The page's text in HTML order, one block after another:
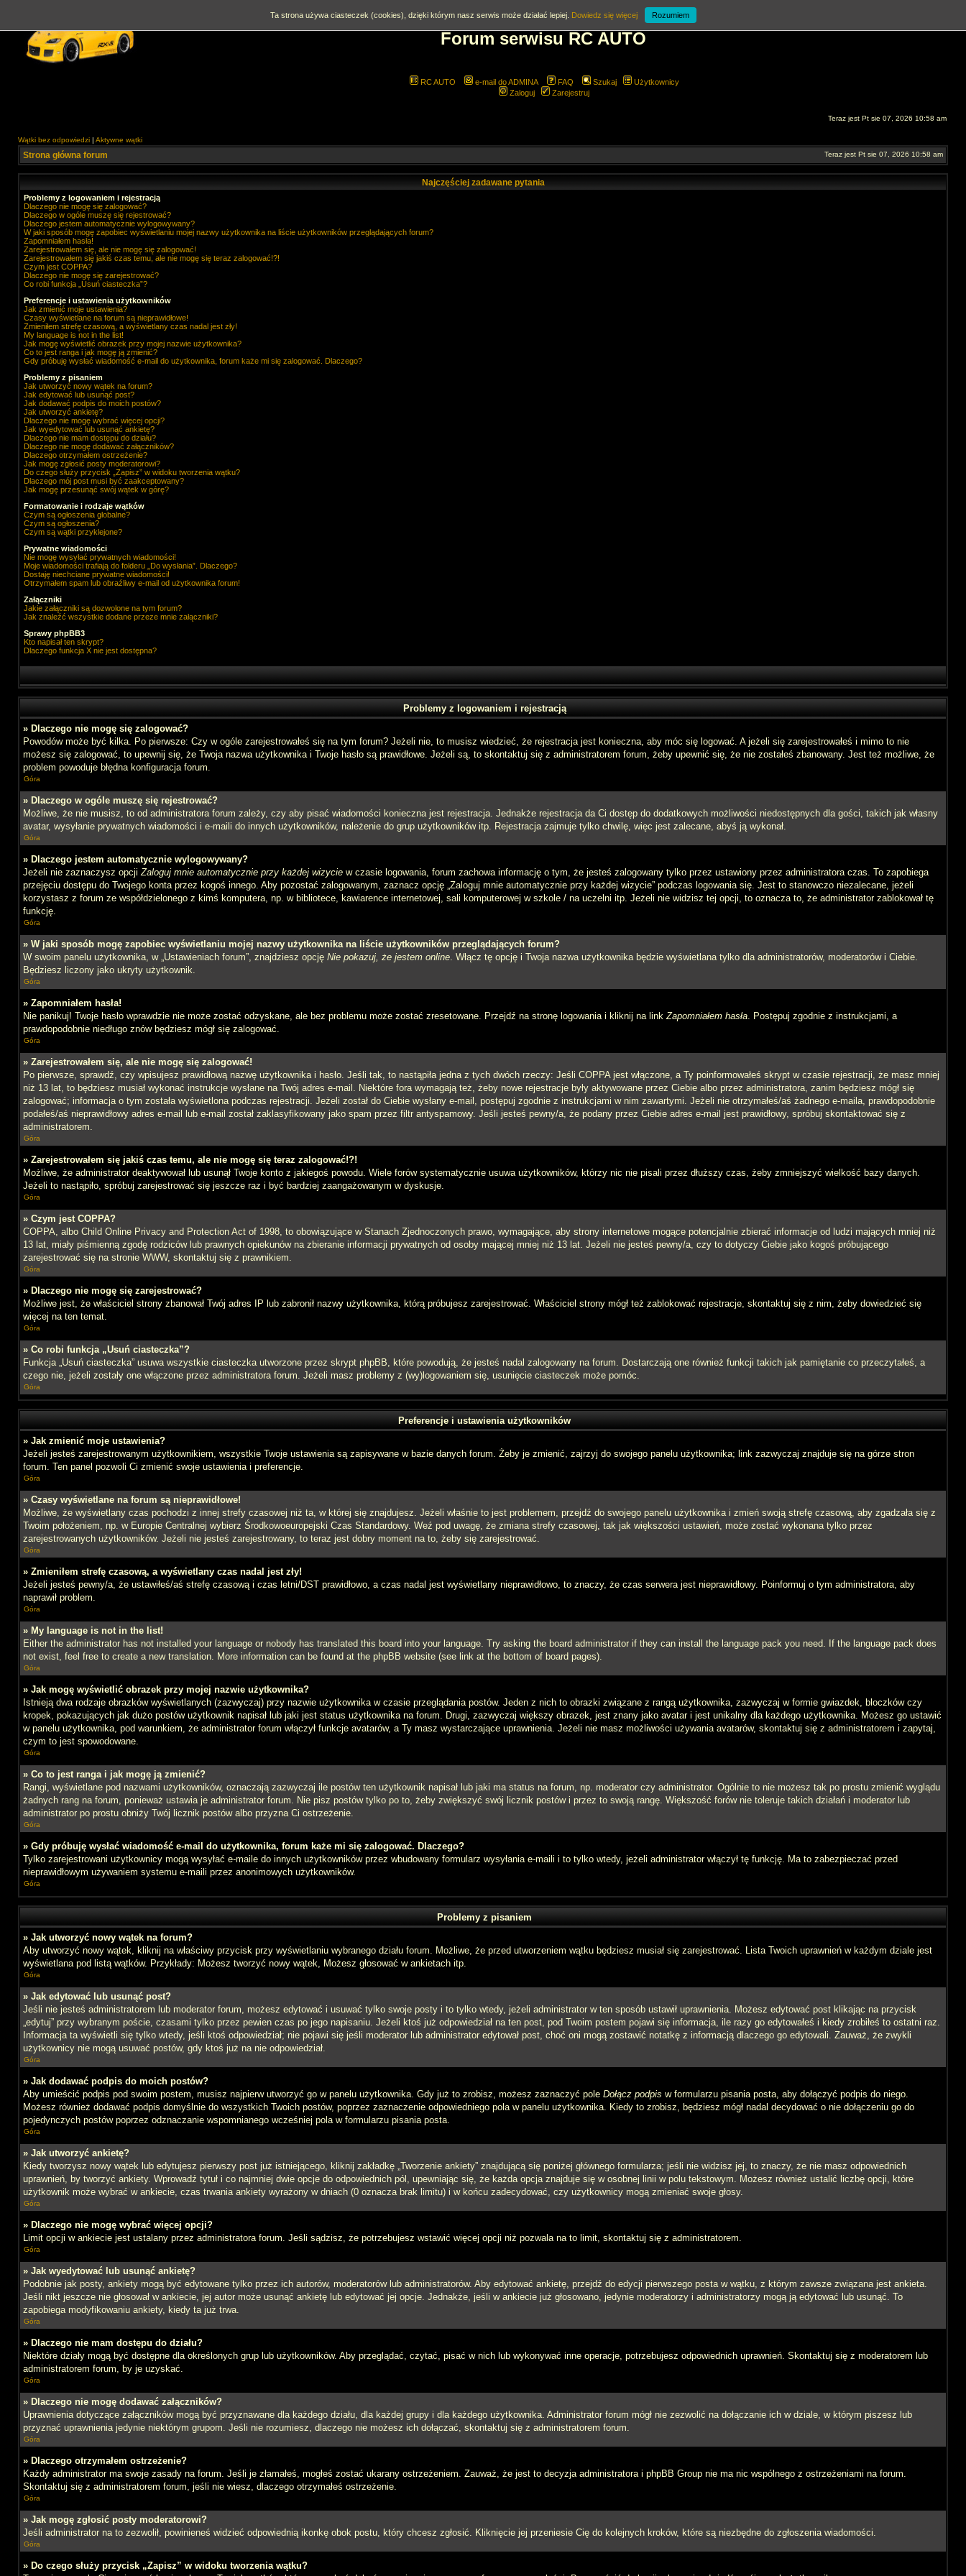
Forum serwisu RC AUTO
RC AUTO e-mail do ADMINA FAQ Szukaj
Użytkownicy
Zaloguj
Zarejestruj
Teraz jest Pt sie 07, 2026 10:58 am
Wątki bez odpowiedzi | Aktywne wątki
Strona główna forum Teraz jest Pt sie 07, 2026 10:58 am
Najczęściej zadawane pytania
Problemy z logowaniem i rejestracją
Dlaczego nie mogę się zalogować?
Dlaczego w ogóle muszę się rejestrować?
Dlaczego jestem automatycznie wylogowywany?
W jaki sposób mogę zapobiec wyświetlaniu mojej nazwy użytkownika na liście użytkowników przeglądających forum?
Zapomniałem hasła!
Zarejestrowałem się, ale nie mogę się zalogować!
Zarejestrowałem się jakiś czas temu, ale nie mogę się teraz zalogować!?!
Czym jest COPPA?
Dlaczego nie mogę się zarejestrować?
Co robi funkcja „Usuń ciasteczka”?
Preferencje i ustawienia użytkowników
Jak zmienić moje ustawienia?
Czasy wyświetlane na forum są nieprawidłowe!
Zmieniłem strefę czasową, a wyświetlany czas nadal jest zły!
My language is not in the list!
Jak mogę wyświetlić obrazek przy mojej nazwie użytkownika?
Co to jest ranga i jak mogę ją zmienić?
Gdy próbuję wysłać wiadomość e-mail do użytkownika, forum każe mi się zalogować. Dlaczego?
Problemy z pisaniem
Jak utworzyć nowy wątek na forum?
Jak edytować lub usunąć post?
Jak dodawać podpis do moich postów?
Jak utworzyć ankietę?
Dlaczego nie mogę wybrać więcej opcji?
Jak wyedytować lub usunąć ankietę?
Dlaczego nie mam dostępu do działu?
Dlaczego nie mogę dodawać załączników?
Dlaczego otrzymałem ostrzeżenie?
Jak mogę zgłosić posty moderatorowi?
Do czego służy przycisk „Zapisz” w widoku tworzenia wątku?
Dlaczego mój post musi być zaakceptowany?
Jak mogę przesunąć swój wątek w górę?
Formatowanie i rodzaje wątków
Czym są ogłoszenia globalne?
Czym są ogłoszenia?
Czym są wątki przyklejone?
Prywatne wiadomości
Nie mogę wysyłać prywatnych wiadomości!
Moje wiadomości trafiają do folderu „Do wysłania”. Dlaczego?
Dostaję niechciane prywatne wiadomości!
Otrzymałem spam lub obraźliwy e-mail od użytkownika forum!
Załączniki
Jakie załączniki są dozwolone na tym forum?
Jak znaleźć wszystkie dodane przeze mnie załączniki?
Sprawy phpBB3
Kto napisał ten skrypt?
Dlaczego funkcja X nie jest dostępna?
Problemy z logowaniem i rejestracją
» Dlaczego nie mogę się zalogować?
Powodów może być kilka. Po pierwsze: Czy w ogóle zarejestrowałeś się na tym forum? Jeżeli nie, to musisz wiedzieć, że rejestracja jest konieczna, aby móc się logować. A jeżeli się zarejestrowałeś i mimo to nie
możesz się zalogować, to upewnij się, że Twoja nazwa użytkownika i Twoje hasło są prawidłowe. Jeżeli są, to skontaktuj się z administratorem forum, żeby upewnić się, że nie zostałeś zbanowany. Jest też możliwe, że
problem powoduje błędna konfiguracja forum.
Góra
» Dlaczego w ogóle muszę się rejestrować?
Możliwe, że nie musisz, to od administratora forum zależy, czy aby pisać wiadomości konieczna jest rejestracja. Jednakże rejestracja da Ci dostęp do dodatkowych możliwości niedostępnych dla gości, takich jak własny
avatar, wysyłanie prywatnych wiadomości i e-maili do innych użytkowników, należenie do grup użytkowników itp. Rejestracja zajmuje tylko chwilę, więc jest zalecane, abyś ją wykonał.
Góra
» Dlaczego jestem automatycznie wylogowywany?
Jeżeli nie zaznaczysz opcjiZaloguj mnie automatycznie przy każdej wizycie w czasie logowania, forum zachowa informację o tym, że jesteś zalogowany tylko przez ustawiony przez administratora czas. To zapobiega
przejęciu dostępu do Twojego konta przez kogoś innego. Aby pozostać zalogowanym, zaznacz opcję „Zaloguj mnie automatycznie przy każdej wizycie” podczas logowania się. Jest to stanowczo niezalecane, jeżeli
korzystasz z forum ze współdzielonego z kimś komputera, np. w bibliotece, kawiarence internetowej, sali komputerowej w szkole / na uczelni itp. Jeżeli nie widzisz tej opcji, to oznacza to, że administrator zablokował tę
funkcję.
Góra
» W jaki sposób mogę zapobiec wyświetlaniu mojej nazwy użytkownika na liście użytkowników przeglądających forum?
W swoim panelu użytkownika, w „Ustawieniach forum”, znajdziesz opcję Nie pokazuj, że jestem online. Włącz tę opcję i Twoja nazwa użytkownika będzie wyświetlana tylko dla administratorów, moderatorów i Ciebie.
Będziesz liczony jako ukryty użytkownik.
Góra
» Zapomniałem hasła!
Nie panikuj! Twoje hasło wprawdzie nie może zostać odzyskane, ale bez problemu może zostać zresetowane. Przejdź na stronę logowania i kliknij na linkZapomniałem hasła. Postępuj zgodnie z instrukcjami, a
prawdopodobnie niedługo znów będziesz mógł się zalogować.
Góra
» Zarejestrowałem się, ale nie mogę się zalogować!
Po pierwsze, sprawdź, czy wpisujesz prawidłową nazwę użytkownika i hasło. Jeśli tak, to nastąpiła jedna z tych dwóch rzeczy: Jeśli COPPA jest włączone, a Ty poinformowałeś skrypt w czasie rejestracji, że masz mniej
niż 13 lat, to będziesz musiał wykonać instrukcje wysłane na Twój adres e-mail. Niektóre fora wymagają też, żeby nowe rejestracje były aktywowane przez Ciebie albo przez administratora, zanim będziesz mógł się
zalogować; informacja o tym została wyświetlona podczas rejestracji. Jeżeli został do Ciebie wysłany e-mail, postępuj zgodnie z instrukcjami w nim zawartymi. Jeżeli nie otrzymałeś/aś żadnego e-maila, prawdopodobnie
podałeś/aś nieprawidłowy adres e-mail lub e-mail został zaklasyfikowany jako spam przez filtr antyspamowy. Jeśli jesteś pewny/a, że podany przez Ciebie adres e-mail jest prawidłowy, spróbuj skontaktować się z
administratorem.
Góra
» Zarejestrowałem się jakiś czas temu, ale nie mogę się teraz zalogować!?!
Możliwe, że administrator deaktywował lub usunął Twoje konto z jakiegoś powodu. Wiele forów systematycznie usuwa użytkowników, którzy nic nie pisali przez dłuższy czas, żeby zmniejszyć wielkość bazy danych.
Jeżeli to nastąpiło, spróbuj zarejestrować się jeszcze raz i być bardziej zaangażowanym w dyskusje.
Góra
» Czym jest COPPA?
COPPA, albo Child Online Privacy and Protection Act of 1998, to obowiązujące w Stanach Zjednoczonych prawo, wymagające, aby strony internetowe mogące potencjalnie zbierać informacje od ludzi mających mniej niż
13 lat, miały piśmienną zgodę rodziców lub prawnych opiekunów na zbieranie informacji prywatnych od osoby mającej mniej niż 13 lat. Jeżeli nie jesteś pewny/a, czy to dotyczy Ciebie jako kogoś próbującego
zarejestrować się na stronie WWW, skontaktuj się z prawnikiem.
Góra
» Dlaczego nie mogę się zarejestrować?
Możliwe jest, że właściciel strony zbanował Twój adres IP lub zabronił nazwy użytkownika, którą próbujesz zarejestrować. Właściciel strony mógł też zablokować rejestracje, skontaktuj się z nim, żeby dowiedzieć się
więcej na ten temat.
Góra
» Co robi funkcja „Usuń ciasteczka”?
Funkcja „Usuń ciasteczka” usuwa wszystkie ciasteczka utworzone przez skrypt phpBB, które powodują, że jesteś nadal zalogowany na forum. Dostarczają one również funkcji takich jak pamiętanie co przeczytałeś, a
czego nie, jeżeli zostały one włączone przez administratora forum. Jeżeli masz problemy z (wy)logowaniem się, usunięcie ciasteczek może pomóc.
Góra
Preferencje i ustawienia użytkowników
» Jak zmienić moje ustawienia?
Jeżeli jesteś zarejestrowanym użytkownikiem, wszystkie Twoje ustawienia są zapisywane w bazie danych forum. Żeby je zmienić, zajrzyj do swojego panelu użytkownika; link zazwyczaj znajduje się na górze stron
forum. Ten panel pozwoli Ci zmienić swoje ustawienia i preferencje.
Góra
» Czasy wyświetlane na forum są nieprawidłowe!
Możliwe, że wyświetlany czas pochodzi z innej strefy czasowej niż ta, w której się znajdujesz. Jeżeli właśnie to jest problemem, przejdź do swojego panelu użytkownika i zmień swoją strefę czasową, aby zgadzała się z
Twoim położeniem, np. w Europie Centralnej wybierz Środkowoeuropejski Czas Standardowy. Weź pod uwagę, że zmiana strefy czasowej, tak jak większości ustawień, może zostać wykonana tylko przez
zarejestrowanych użytkowników. Jeżeli nie jesteś zarejestrowany, to teraz jest dobry moment na to, żeby się zarejestrować.
Góra
» Zmieniłem strefę czasową, a wyświetlany czas nadal jest zły!
Jeżeli jesteś pewny/a, że ustawiłeś/aś strefę czasową i czas letni/DST prawidłowo, a czas nadal jest wyświetlany nieprawidłowo, to znaczy, że czas serwera jest nieprawidłowy. Poinformuj o tym administratora, aby
naprawił problem.
Góra
» My language is not in the list!
Either the administrator has not installed your language or nobody has translated this board into your language. Try asking the board administrator if they can install the language pack you need. If the language pack does
not exist, feel free to create a new translation. More information can be found at the phpBB website (see link at the bottom of board pages).
Góra
» Jak mogę wyświetlić obrazek przy mojej nazwie użytkownika?
Istnieją dwa rodzaje obrazków wyświetlanych (zazwyczaj) przy nazwie użytkownika w czasie przeglądania postów. Jeden z nich to obrazki związane z rangą użytkownika, zazwyczaj w formie gwiazdek, bloczków czy
kropek, pokazujących jak dużo postów użytkownik napisał lub jaki jest status użytkownika na forum. Drugi, zazwyczaj większy obrazek, jest znany jako avatar i jest unikalny dla każdego użytkownika. Możesz go ustawić
w panelu użytkownika, pod warunkiem, że administrator forum włączył funkcje avatarów, a Ty masz wystarczające uprawnienia. Jeżeli nie masz możliwości używania avatarów, skontaktuj się z administratorem i zapytaj,
czym to jest spowodowane.
Góra
» Co to jest ranga i jak mogę ją zmienić?
Rangi, wyświetlane pod nazwami użytkowników, oznaczają zazwyczaj ile postów ten użytkownik napisał lub jaki ma status na forum, np. moderator czy administrator. Ogólnie to nie możesz tak po prostu zmienić wyglądu
żadnych rang na forum, ponieważ ustawia je administrator forum. Nie pisz postów tylko po to, żeby zwiększyć swój licznik postów i przez to swoją rangę. Większość forów nie toleruje takich działań i moderator lub
administrator po prostu obniży Twój licznik postów albo przyzna Ci ostrzeżenie.
Góra
» Gdy próbuję wysłać wiadomość e-mail do użytkownika, forum każe mi się zalogować. Dlaczego?
Tylko zarejestrowani użytkownicy mogą wysyłać e-maile do innych użytkowników przez wbudowany formularz wysyłania e-maili i to tylko wtedy, jeżeli administrator włączył tę funkcję. Ma to zabezpieczać przed
nieprawidłowym używaniem systemu e-maili przez anonimowych użytkowników.
Góra
Problemy z pisaniem
» Jak utworzyć nowy wątek na forum?
Aby utworzyć nowy wątek, kliknij na właściwy przycisk przy wyświetlaniu wybranego działu forum. Możliwe, że przed utworzeniem wątku będziesz musiał się zarejestrować. Lista Twoich uprawnień w każdym dziale jest
wyświetlana pod listą wątków. Przykłady: Możesz tworzyć nowy wątek, Możesz głosować w ankietach itp.
Góra
» Jak edytować lub usunąć post?
Jeśli nie jesteś administratorem lub moderator forum, możesz edytować i usuwać tylko swoje posty i to tylko wtedy, jeżeli administrator w ten sposób ustawił uprawnienia. Możesz edytować post klikając na przycisk
„edytuj” przy wybranym poście, czasami tylko przez pewien czas po jego napisaniu. Jeżeli ktoś już odpowiedział na ten post, pod Twoim postem pojawi się informacja, ile razy go edytowałeś i kiedy zrobiłeś to ostatni raz.
Informacja ta wyświetli się tylko wtedy, jeśli ktoś odpowiedział; nie pojawi się jeśli moderator lub administrator edytował post, choć oni mogą zostawić notatkę z informacją dlaczego go edytowali. Zauważ, że zwykli
użytkownicy nie mogą usuwać postów, gdy ktoś już na nie odpowiedział.
Góra
» Jak dodawać podpis do moich postów?
Aby umieścić podpis pod swoim postem, musisz najpierw utworzyć go w panelu użytkownika. Gdy już to zrobisz, możesz zaznaczyć pole Dołącz podpis w formularzu pisania posta, aby dołączyć podpis do niego.
Możesz również dodawać podpis domyślnie do wszystkich Twoich postów, poprzez zaznaczenie odpowiedniego pola w panelu użytkownika. Kiedy to zrobisz, będziesz mógł nadal decydować o nie dołączeniu go do
pojedynczych postów poprzez odznaczanie wspomnianego wcześniej pola w formularzu pisania posta.
Góra
» Jak utworzyć ankietę?
Kiedy tworzysz nowy wątek lub edytujesz pierwszy post już istniejącego, kliknij zakładkę „Tworzenie ankiety” znajdującą się poniżej głównego formularza; jeśli nie widzisz jej, to znaczy, że nie masz odpowiednich
uprawnień, by tworzyć ankiety. Wprowadź tytuł i co najmniej dwie opcje do odpowiednich pól, upewniając się, że każda opcja znajduje się w osobnej linii w polu tekstowym. Możesz również ustalić liczbę opcji, które
użytkownik może wybrać w ankiecie, czas trwania ankiety wyrażony w dniach (0 oznacza brak limitu) i w końcu zadecydować, czy użytkownicy mogą zmieniać swoje głosy.
Góra
» Dlaczego nie mogę wybrać więcej opcji?
Limit opcji w ankiecie jest ustalany przez administratora forum. Jeśli sądzisz, że potrzebujesz wstawić więcej opcji niż pozwala na to limit, skontaktuj się z administratorem.
Góra
» Jak wyedytować lub usunąć ankietę?
Podobnie jak posty, ankiety mogą być edytowane tylko przez ich autorów, moderatorów lub administratorów. Aby edytować ankietę, przejdź do edycji pierwszego posta w wątku, z którym zawsze związana jest ankieta.
Jeśli nikt jeszcze nie głosował w ankiecie, jej autor może usunąć ankietę lub edytować jej opcje. Jednakże, jeśli w ankiecie już głosowano, jedynie moderatorzy i administratorzy mogą ją edytować lub usunąć. To
zapobiega modyfikowaniu ankiety, kiedy ta już trwa.
Góra
» Dlaczego nie mam dostępu do działu?
Niektóre działy mogą być dostępne dla określonych grup lub użytkowników. Aby przeglądać, czytać, pisać w nich lub wykonywać inne operacje, potrzebujesz odpowiednich uprawnień. Skontaktuj się z moderatorem lub
administratorem forum, by je uzyskać.
Góra
» Dlaczego nie mogę dodawać załączników?
Uprawnienia dotyczące załączników mogą być przyznawane dla każdego działu, dla każdej grupy i dla każdego użytkownika. Administrator forum mógł nie zezwolić na dołączanie ich w dziale, w którym piszesz lub
przyznać uprawnienia jedynie niektórym grupom. Jeśli nie rozumiesz, dlaczego nie możesz ich dołączać, skontaktuj się z administratorem forum.
Góra
» Dlaczego otrzymałem ostrzeżenie?
Każdy administrator ma swoje zasady na forum. Jeśli je złamałeś, mogłeś zostać ukarany ostrzeżeniem. Zauważ, że jest to decyzja administratora i phpBB Group nie ma nic wspólnego z ostrzeżeniami na forum.
Skontaktuj się z administratorem forum, jeśli nie wiesz, dlaczego otrzymałeś ostrzeżenie.
Góra
» Jak mogę zgłosić posty moderatorowi?
Jeśli administrator na to zezwolił, powinieneś widzieć odpowiednią ikonkę obok postu, który chcesz zgłosić. Kliknięcie jej przeniesie Cię do kolejnych kroków, które są niezbędne do zgłoszenia wiadomości.
Góra
» Do czego służy przycisk „Zapisz” w widoku tworzenia wątku?
Ta strona używa ciasteczek (cookies), dzięki którym nasz serwis może działać lepiej. Dowiedz się więcej Rozumiem